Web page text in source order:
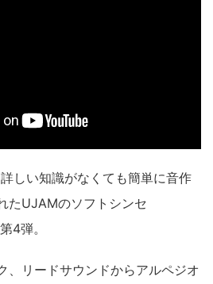
しい知識がなくても簡単に音作
たUJAMのソフトシンセ
4弾。
、リードサウンドからアルペジオ